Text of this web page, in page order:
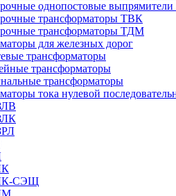
однопостовые
трансформаторы ТВК
трансформаторы ТДМ
для железных дорог
трансформаторы
трансформаторы
трансформаторы
тока нулевой
СЭЩ